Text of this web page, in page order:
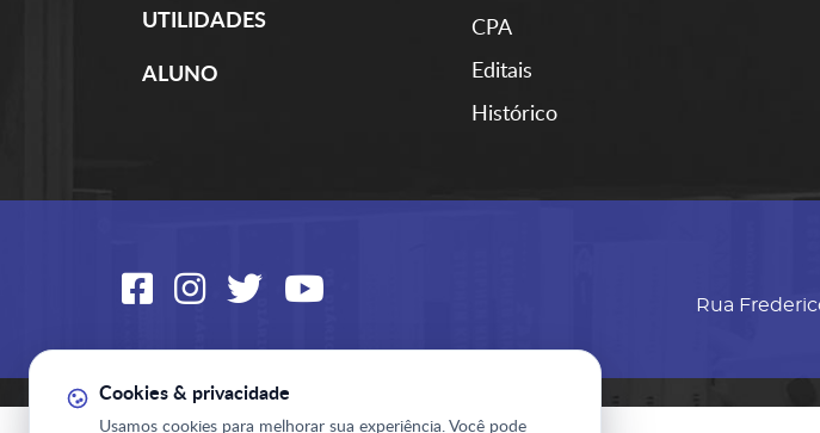
UTILIDADES
ALUNO
CPA
Editais
Histórico
Rua
Cookies & privacidade
Usamos cookies para melhorar sua experiência. Você pode